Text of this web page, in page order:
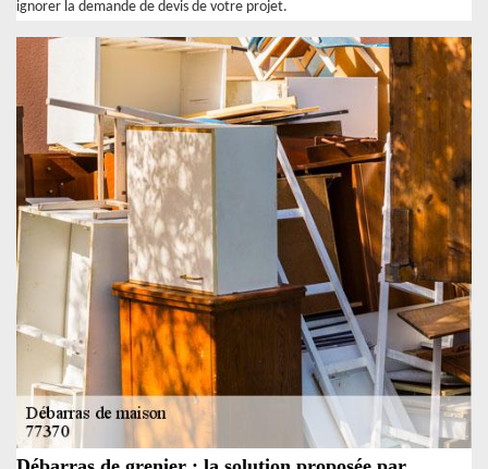
ignorer la demande de devis de votre projet.